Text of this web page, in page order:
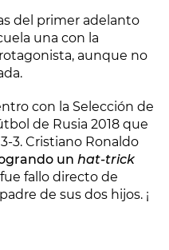
del primer adelanto
una con la
aunque no
con la Selección de
de Rusia 2018 que
3. Cristiano Ronaldo
un hat-trick
fallo directo de
de sus dos hijos. ¡